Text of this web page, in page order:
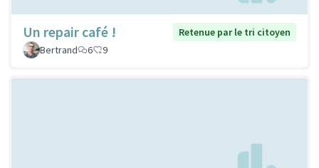
Un repair café !
Retenue par le tri citoyen
Bertrand
6 9